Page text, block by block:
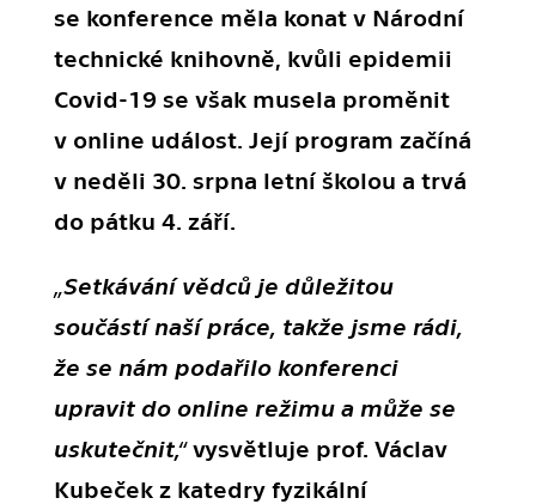
se konference měla konat v Národní
technické knihovně, kvůli epidemii
Covid-19 se však musela proměnit
v online událost. Její program začíná
v neděli 30. srpna letní školou a trvá
do pátku 4. září.
„Setkávání vědců je důležitou
součástí naší práce, takže jsme rádi,
že se nám podařilo konferenci
upravit do online režimu a může se
uskutečnit,“vysvětluje prof. Václav
Kubeček z katedry fyzikální